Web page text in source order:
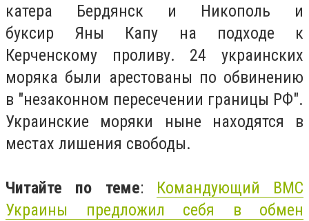
катера Бердянск и Никополь и
буксир Яны Капу на подходе к
Керченскому проливу. 24 украинских
моряка были арестованы по обвинению
в "незаконном пересечении границы РФ".
Украинские моряки ныне находятся в
местах лишения свободы.
Читайте по теме: Командующий ВМС
Украины предложил себя в обмен